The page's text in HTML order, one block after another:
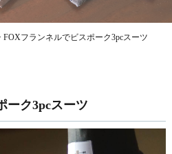
FOXフランネルでビスポーク3pcスーツ
ーク3pcスーツ